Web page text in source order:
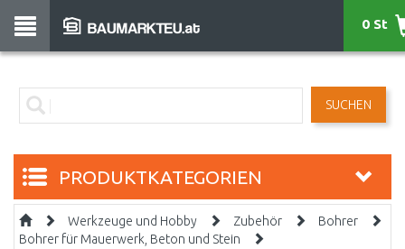
SUCHEN
0 St
PRODUKTKATEGORIEN
Werkzeuge und Hobby Zubehör
Bohrer
Bohrer für Mauerwerk, Beton und Stein